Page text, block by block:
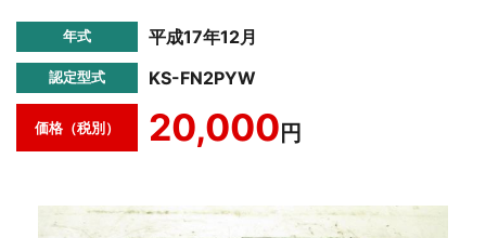
年式 平成17年12月
認定型式 KS-FN2PYW
価格（税別） 20,000 円